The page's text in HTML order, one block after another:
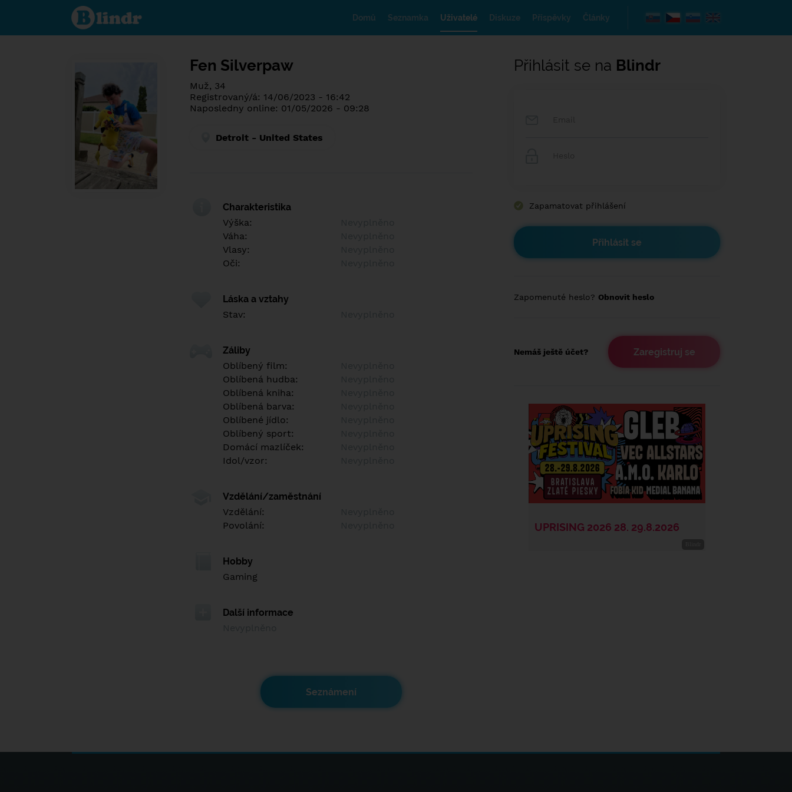
Poznej co je
pod maskou.
Seznamovací
Domů Seznamka Uživatelé Diskuze Příspěvky Články
Fen Silverpaw
Muž, 34
Registrovaný/á: 14/06/2023 - 16:42
Naposledny online: 01/05/2026 - 09:28
Detroit - United States
Charakteristika
Výška:
Váha:
Vlasy:
Oči:
Láska a vztahy
Stav:
Záliby
Oblíbený film:
Oblíbená hudba:
Oblíbená kniha:
Oblíbená barva:
Oblíbené jídlo:
Oblíbený sport:
Domácí mazlíček:
Idol/vzor:
Vzdělání/zaměstnání
Vzdělání:
Povolání:
Hobby
Gaming
Další informace
Seznámení
Přihlásit se na Blindr
Zapamatovat přihlášení
Zapomenuté heslo? Obnovit heslo
Nemáš ještě účet? Zaregistruj se